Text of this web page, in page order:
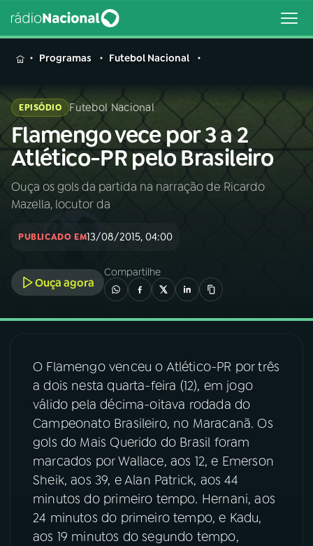
MENU
Buscar
na
Rádio
Nacional
Buscar
04PROGRAMAS
05PODCASTS
06VIDEOCASTS
ÚLTIMAS
Programas Futebol Nacional
EPISÓDIO Futebol Nacional
Flamengo vece por 3 a 2
Atlético-PR pelo Brasileiro
Ouça os gols da partida na narração de Ricardo
Mazella, locutor da
PUBLICADO EM13/08/2015, 04:00
Ouça agora
Compartilhe
O Flamengo venceu o Atlético-PR por três
a dois nesta quarta-feira (12), em jogo
válido pela décima-oitava rodada do
Campeonato Brasileiro, no Maracanã. Os
gols do Mais Querido do Brasil foram
marcados por Wallace, aos 12, e Emerson
Sheik, aos 39, e Alan Patrick, aos 44
minutos do primeiro tempo. Hernani, aos
24 minutos do primeiro tempo, e Kadu,
aos 19 minutos do segundo tempo,